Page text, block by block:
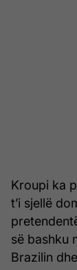
Kroupi ka
t’i sjellë
së bashku
Brazilin